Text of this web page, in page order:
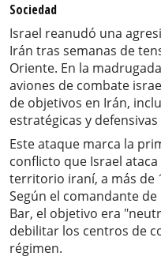
Sociedad
Israel reanudó una
Irán tras semanas de
Oriente. En la
aviones de combate
de objetivos en Irán,
estratégicas y
Este ataque marca la
conflicto que Israel
territorio iraní, a más de
Según el comandante
Bar, el objetivo era
debilitar los centros de
régimen.